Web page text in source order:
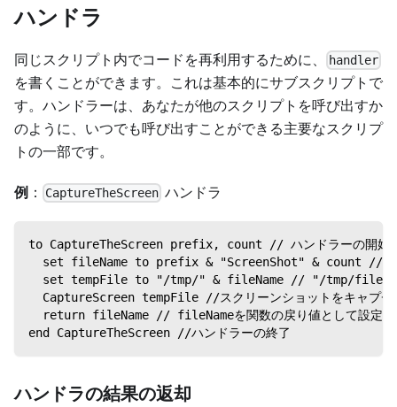
ハンドラ
同じスクリプト内でコードを再利用するために、 handler
を書くことができます。これは基本的にサブスクリプトで
す。ハンドラーは、あなたが他のスクリプトを呼び出すか
のように、いつでも呼び出すことができる主要なスクリプ
トの一部です。
例 ： CaptureTheScreen ハンドラ
to CaptureTheScreen prefix, count // ハンドラーの開始
set fileName to prefix & "ScreenShot" & count //
set tempFile to "/tmp/" & fileName // "/tmp/
CaptureScreen tempFile //スクリーンショットをキャプチ
return fileName // fileNameを関数の戻り値として設定し
end CaptureTheScreen //ハンドラーの終了
ハンドラの結果の返却